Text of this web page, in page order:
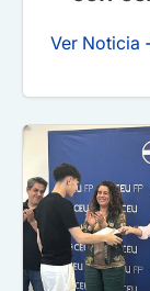
PUE
Ver Noticia